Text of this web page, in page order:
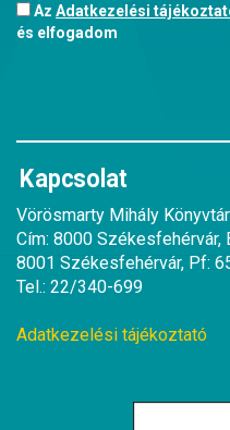
Az Adatkezelési
és elfogadom
Kapcsolat
Vörösmarty Mihály Könyvtár
Cím: 8000 Székesfehérvár,
8001 Székesfehérvár, Pf:
Tel.: 22/340-699
Adatkezelési tájékoztató